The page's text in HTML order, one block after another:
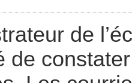
de
de